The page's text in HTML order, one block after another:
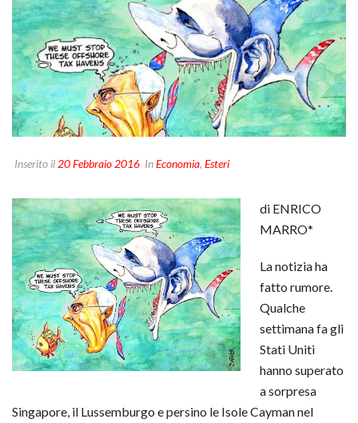
Inserito il 20 Febbraio 2016 InEconomia, Esteri
di ENRICO
MARRO*
La notizia ha
fatto rumore.
Qualche
settimana fa gli
Stati Uniti
hanno superato
a sorpresa
Singapore, il Lussemburgo e persino le Isole Cayman nel